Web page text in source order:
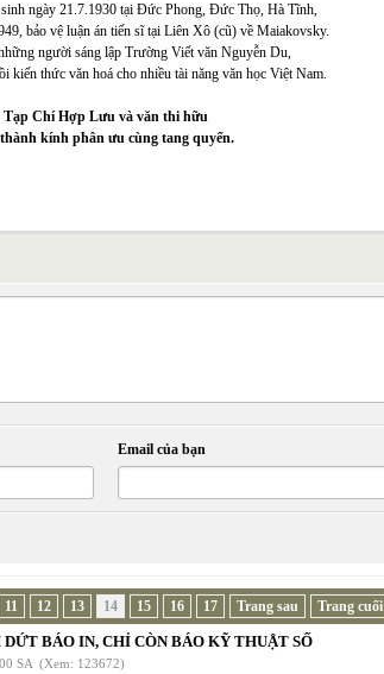
ngày 21.7.1930 tại Đức Phong, Đức Thọ, Hà Tĩnh,
bảo vệ luận án tiến sĩ tại Liên Xô (cũ) về Maiakovsky.
người sáng lập Trường Viết văn Nguyễn Du,
kiến thức văn hoá cho nhiều tài năng văn học Việt Nam.
Tạp Chí Hợp Lưu và văn thi hữu
kính phân ưu cùng tang quyến.
Email của bạn
11 12 13 14 15 16 17 Trang sau Trang cuối
BÁO IN, CHỈ CÒN BÁO KỸ THUẬT SỐ
SA (Xem: 123672)